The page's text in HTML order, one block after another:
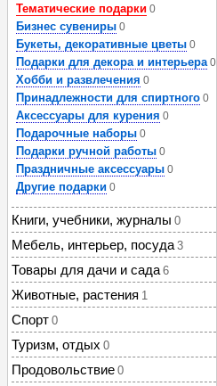
Тематические подарки 0
Бизнес сувениры 0
Букеты, декоративные цветы 0
Подарки для декора и интерьера 0
Хобби и развлечения 0
Принадлежности для спиртного 0
Аксессуары для курения 0
Подарочные наборы 0
Подарки ручной работы 0
Праздничные аксессуары 0
Другие подарки 0
Книги, учебники, журналы 0
Мебель, интерьер, посуда 3
Товары для дачи и сада 6
Животные, растения 1
Спорт 0
Туризм, отдых 0
Продовольствие 0